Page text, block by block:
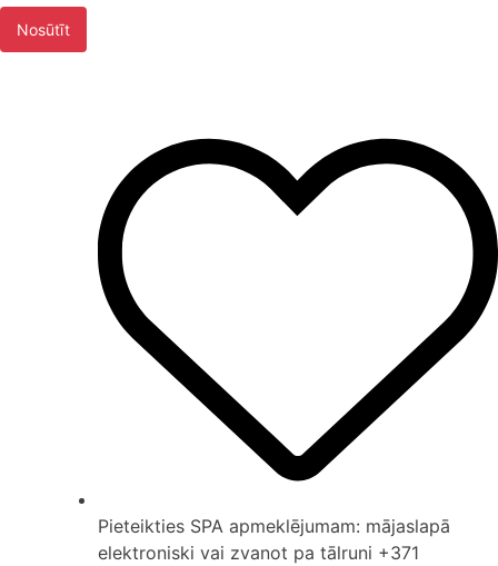
Pieteikties SPA apmeklējumam: mājaslapā
elektroniski vai zvanot pa tālruni +371